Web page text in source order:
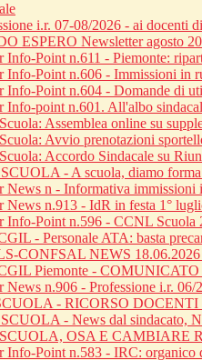
i.r. 07-08/2026 - ai docenti
ESPERO Newsletter agosto
Info-Point n.611 - Piemonte:
Info-Point n.606 - Immissioni in
Info-Point n.604 - Domande di
Info-point n.601. All'albo
Assemblea online su
Avvio prenotazioni
Accordo Sindacale su
- A scuola, diamo
News n - Informativa
News n.913 - IdR in festa 1°
Info-Point n.596 - CCNL Scuola
- Personale ATA: basta
CONFSAL NEWS
Piemonte -
News n.906 - Professione i.r. 06/
- RICORSO DOCENTI
- News dal sindacato,
OSA E CAMBIARE
Info-Point n.583 - IRC: organico